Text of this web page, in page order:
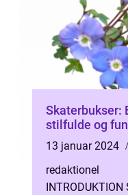
Skaterbukser:
stilfulde og
13 januar 2024
redaktionel